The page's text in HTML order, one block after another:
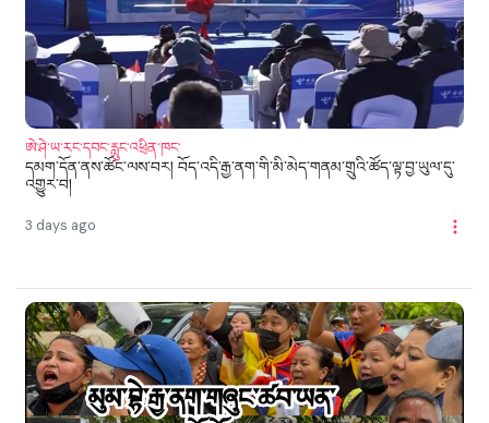
ཨེ་ཤེ་ཡ་རང་དབང་རླུང་འཕྲིན་ཁང་
དམག་དོན་ནས་ཚོང་ལས་བར། བོད་འདི་རྒྱ་ནག་གི་མི་མེད་གནམ་གྲུའི་ཚོད་ལྟ་བྱ་ཡུལ་དུ་
འགྱུར་བ།
3 days ago